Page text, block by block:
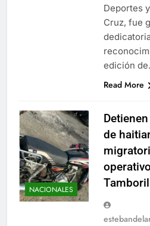
Deportes
Cruz, fue
edición
Read More
NACIONALES
de
Tamboril